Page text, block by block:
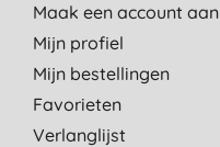
Maak een account aan
Mijn profiel
Mijn bestellingen
Favorieten
Verlanglijst